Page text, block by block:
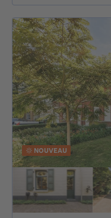
NOUVEAU